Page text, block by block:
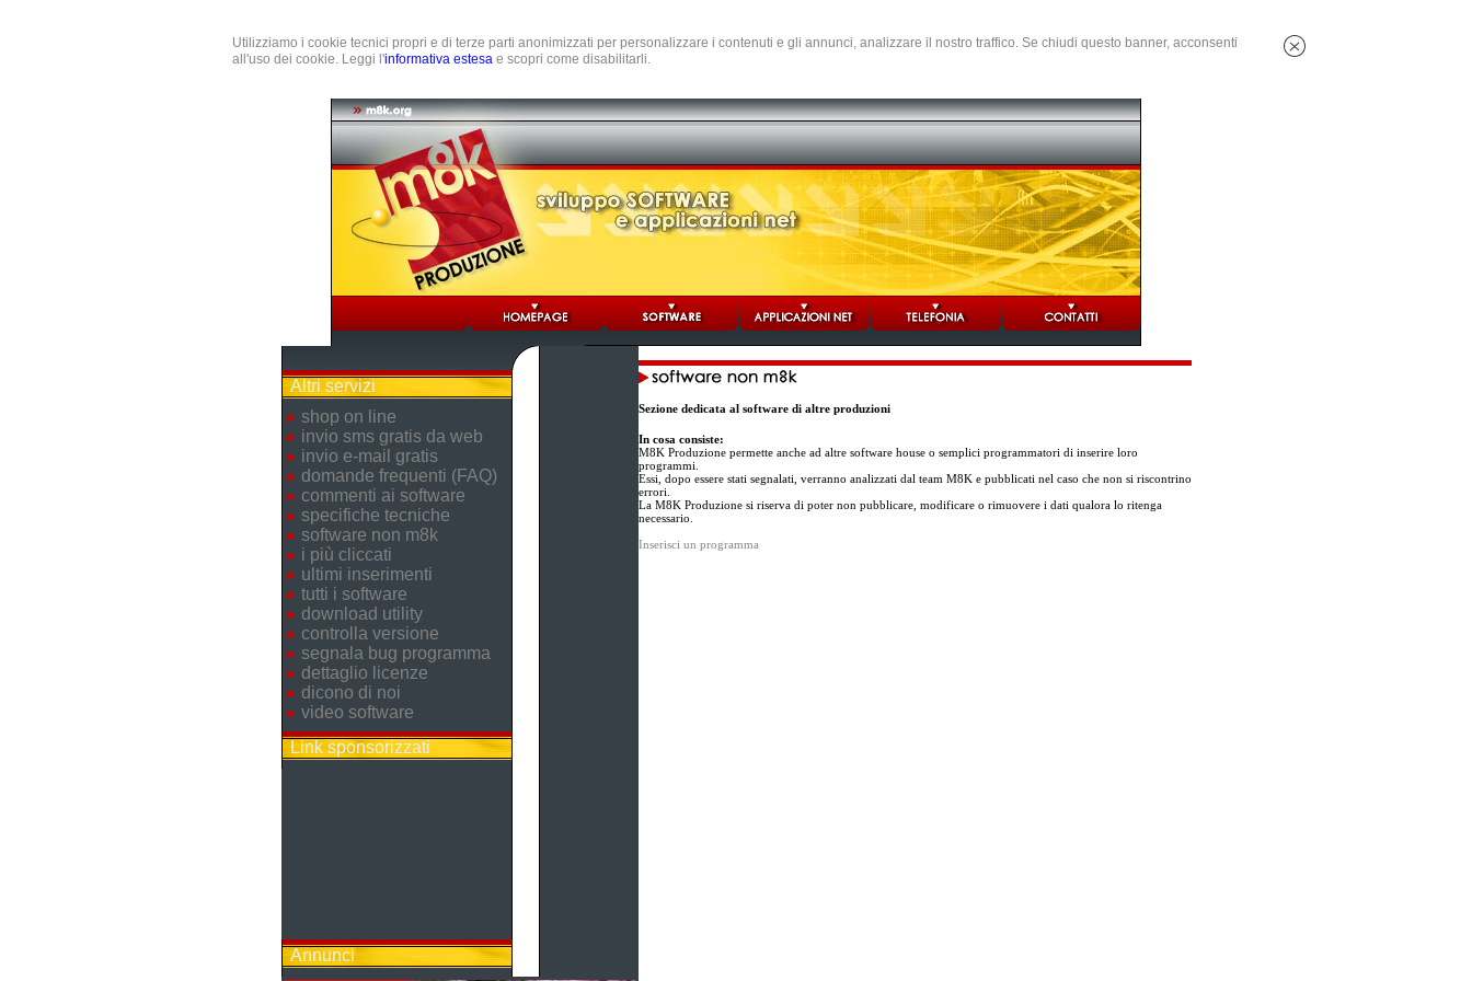
Utilizziamo i cookie tecnici propri e di terze parti anonimizzati per personalizzare i contenuti e gli annunci, analizzare il nostro traffico. Se chiudi questo banner, acconsenti
all'uso dei cookie. Leggi l'informativa estesa e scopri come disabilitarli.
Altri servizi
shop on line
invio sms gratis da web
invio e-mail gratis
domande frequenti (FAQ)
commenti ai software
specifiche tecniche
software non m8k
i più cliccati
ultimi inserimenti
tutti i software
download utility
controlla versione
segnala bug programma
dettaglio licenze
dicono di noi
video software
Link sponsorizzati
Annunci
Sezione dedicata al software di altre produzioni
In cosa consiste:
M8K Produzione permette anche ad altre software house o semplici programmatori di inserire loro
programmi.
Essi, dopo essere stati segnalati, verranno analizzati dal team M8K e pubblicati nel caso che non si riscontrino
errori.
La M8K Produzione si riserva di poter non pubblicare, modificare o rimuovere i dati qualora lo ritenga
necessario.
Inserisci un programma